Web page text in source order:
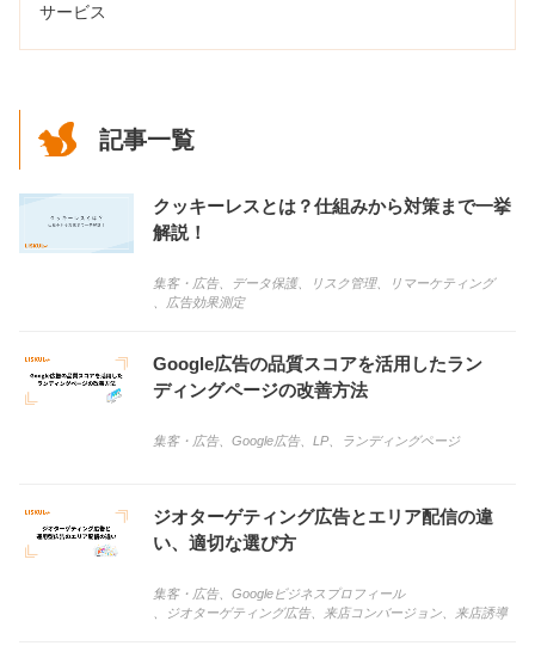
サービス
記事一覧
クッキーレスとは？仕組みから対策まで一挙
解説！
集客・広告、 データ保護、 リスク管理、
リマーケティング
広告効果測定
Google広告の品質スコアを活用したラン
ディングページの改善方法
集客・広告、 Google広告、 LP ランディングページ
ジオターゲティング広告とエリア配信の違
い、適切な選び方
集客・広告、 Googleビジネスプロフィール
ジオターゲティング広告、 来店コンバージョン 来店誘導